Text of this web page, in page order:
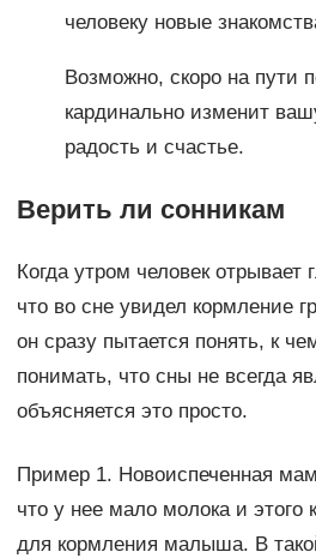
человеку новые
Возможно, скоро на пути
кардинально изменит
радость и счастье.
Верить ли сонникам
Когда утром человек отрывает
что во сне увидел кормление
он сразу пытается понять, к
понимать, что сны не всегда
объясняется это просто.
Пример 1. Новоиспеченная
что у нее мало молока и этого
для кормления малыша. В